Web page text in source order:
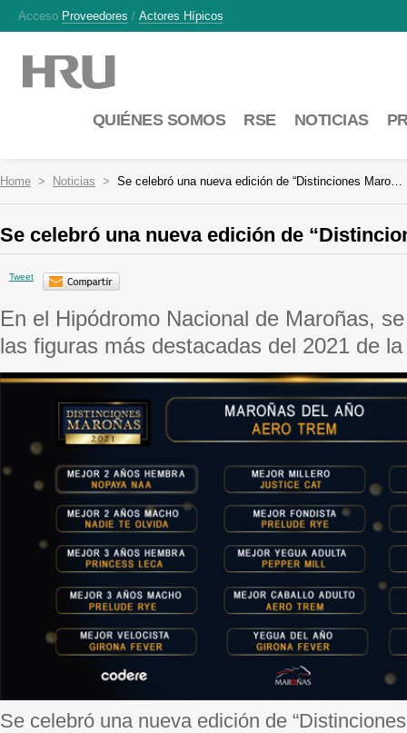
Acceso Proveedores / Actores Hípicos
QUIÉNES SOMOS RSE NOTICIAS
Home Noticias Se celebró una nueva edición de “Distinciones Maro…
Se celebró una nueva edición de
Tweet
En el Hipódromo Nacional de Maroñas,
las figuras más destacadas del 2021 de
Se celebró una nueva edición de